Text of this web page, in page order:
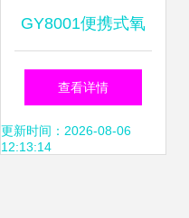
GY8001便携式氧
化锌避雷器在线监
测仪 提升智能电网
查看详情
更新时间：2026-08-06
12:13:14